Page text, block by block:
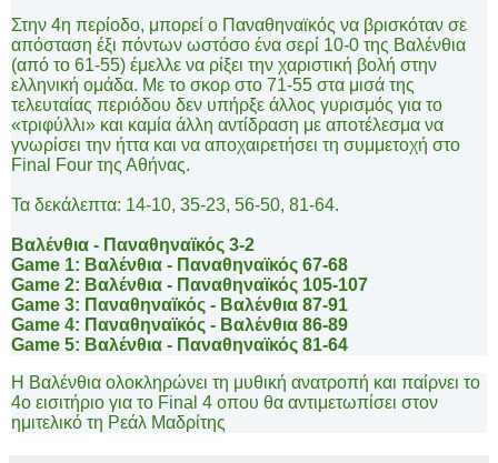
Στην 4η περίοδο, μπορεί ο Παναθηναϊκός να βρισκόταν σε
απόσταση έξι πόντων ωστόσο ένα σερί 10-0 της Βαλένθια
(από το 61-55) έμελλε να ρίξει την χαριστική βολή στην
ελληνική ομάδα. Με το σκορ στο 71-55 στα μισά της
τελευταίας περιόδου δεν υπήρξε άλλος γυρισμός για το
«τριφύλλι» και καμία άλλη αντίδραση με αποτέλεσμα να
γνωρίσει την ήττα και να αποχαιρετήσει τη συμμετοχή στο
Final
Four της Αθήνας.
Τα δεκάλεπτα: 14-10, 35-23, 56-50, 81-64.
Βαλένθια - Παναθηναϊκός 3-2
Game 1: Βαλένθια - Παναθηναϊκός 67-68
Game 2: Βαλένθια - Παναθηναϊκός 105-107
Game 3: Παναθηναϊκός - Βαλένθια 87-91
Game 4: Παναθηναϊκός - Βαλένθια 86-89
Game 5: Βαλένθια - Παναθηναϊκός 81-64
Η Βαλένθια ολοκληρώνει τη μυθική ανατροπή και παίρνει το
4ο εισιτήριο για το Final 4 οπου θα αντιμετωπίσει στον
ημιτελικό τη Ρεάλ Μαδρίτης